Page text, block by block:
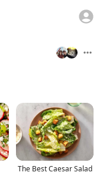
The Best Caesar Salad